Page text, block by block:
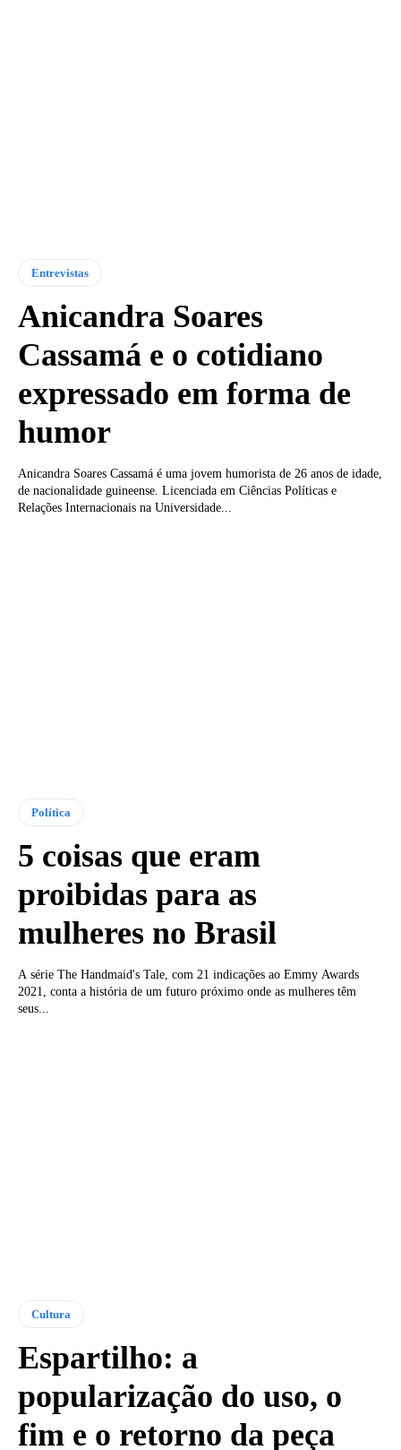
Entrevistas
Anicandra Soares
Cassamá e o cotidiano
expressado em forma de
humor
Anicandra Soares Cassamá é uma jovem humorista de 26 anos de idade,
de nacionalidade guineense. Licenciada em Ciências Políticas e
Relações Internacionais na Universidade...
Política
5 coisas que eram
proibidas para as
mulheres no Brasil
A série The Handmaid's Tale, com 21 indicações ao Emmy Awards
2021, conta a história de um futuro próximo onde as mulheres têm
seus...
Cultura
Espartilho: a
popularização do uso, o
fim e o retorno da peça